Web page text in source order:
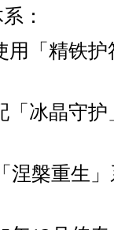
：
「精铁护
冰晶守护
槃重生